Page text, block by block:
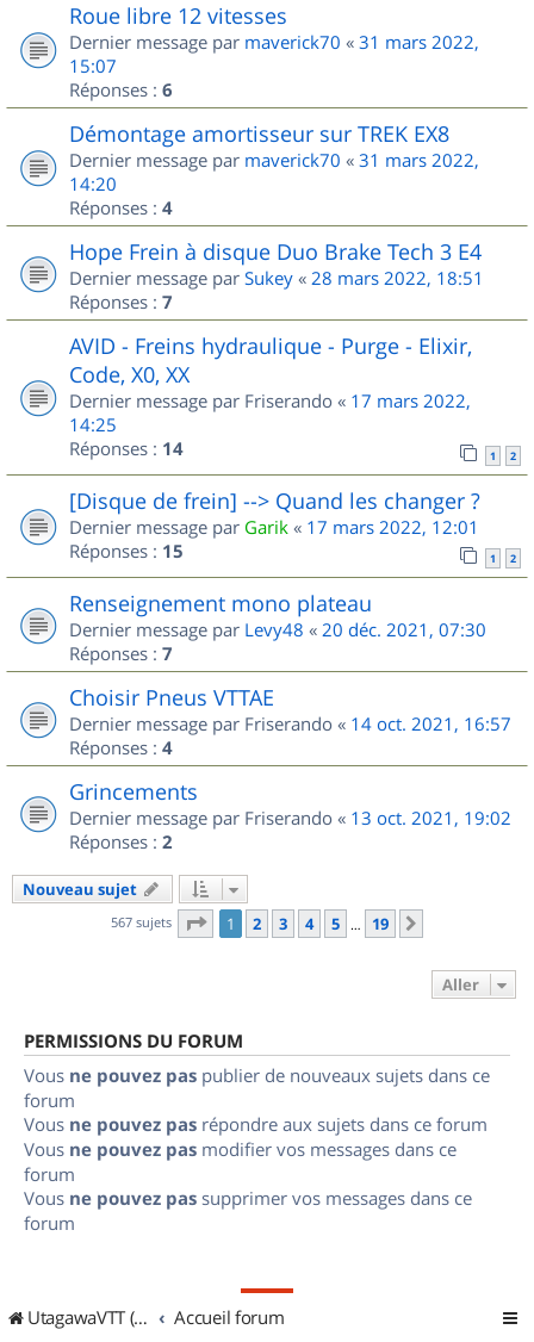
Roue libre 12 vitesses
Dernier message par maverick70 « 31 mars 2022,
15:07
Réponses : 6
Démontage amortisseur sur TREK EX8
Dernier message par maverick70 « 31 mars 2022,
14:20
Réponses : 4
Hope Frein à disque Duo Brake Tech 3 E4
Dernier message par Sukey « 28 mars 2022, 18:51
Réponses : 7
AVID - Freins hydraulique - Purge - Elixir,
Code, X0, XX
Dernier message par Friserando « 17 mars 2022,
14:25
Réponses : 14 1 2
[Disque de frein] --> Quand les changer ?
Dernier message par Garik « 17 mars 2022, 12:01
Réponses : 15 1 2
Renseignement mono plateau
Dernier message par Levy48 « 20 déc. 2021, 07:30
Réponses : 7
Choisir Pneus VTTAE
Dernier message par Friserando « 14 oct. 2021, 16:57
Réponses : 4
Grincements
Dernier message par Friserando « 13 oct. 2021, 19:02
Réponses : 2
Nouveau sujet
567 sujets Page 1sur
1 2 3 4 5 … 19
Aller
PERMISSIONS DU FORUM
Vous ne pouvez pas publier de nouveaux sujets dans ce
forum
Vous ne pouvez pas répondre aux sujets dans ce forum
Vous ne pouvez pas modifier vos messages dans ce
forum
Vous ne pouvez pas supprimer vos messages dans ce
forum
UtagawaVTT (Randos VTT et VTTAE avec traces GPS) Accueil forum